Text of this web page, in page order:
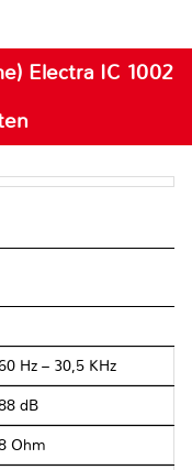
Electra IC 1002
Hz – 30,5 KHz
dB
Ohm